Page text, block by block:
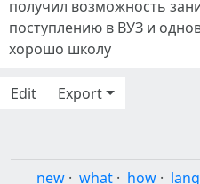
получил возможность
поступлению в ВУЗ и
хорошо школу
Edit
Export
new · what · how ·